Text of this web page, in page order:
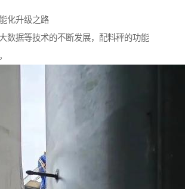
化升级之路
数据等技术的不断发展，配料秤的功能